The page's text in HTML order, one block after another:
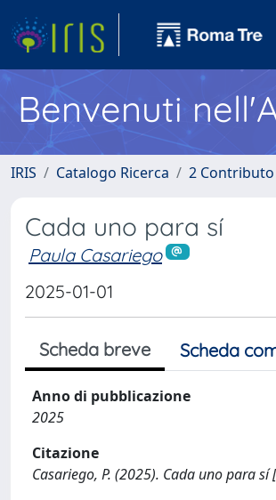
Benvenuti
IRIS Catalogo Ricerca 2
Cada uno para sí
Paula Casariego
2025-01-01
Scheda breve Scheda
Anno di pubblicazione
2025
Citazione
Casariego, P. (2025). Cada uno para